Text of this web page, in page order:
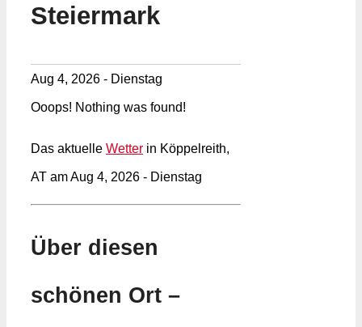
Steiermark
Aug 4, 2026 - Dienstag
Ooops! Nothing was found!
Das aktuelle Wetter in Köppelreith,
AT am Aug 4, 2026 - Dienstag
Über diesen
schönen Ort –